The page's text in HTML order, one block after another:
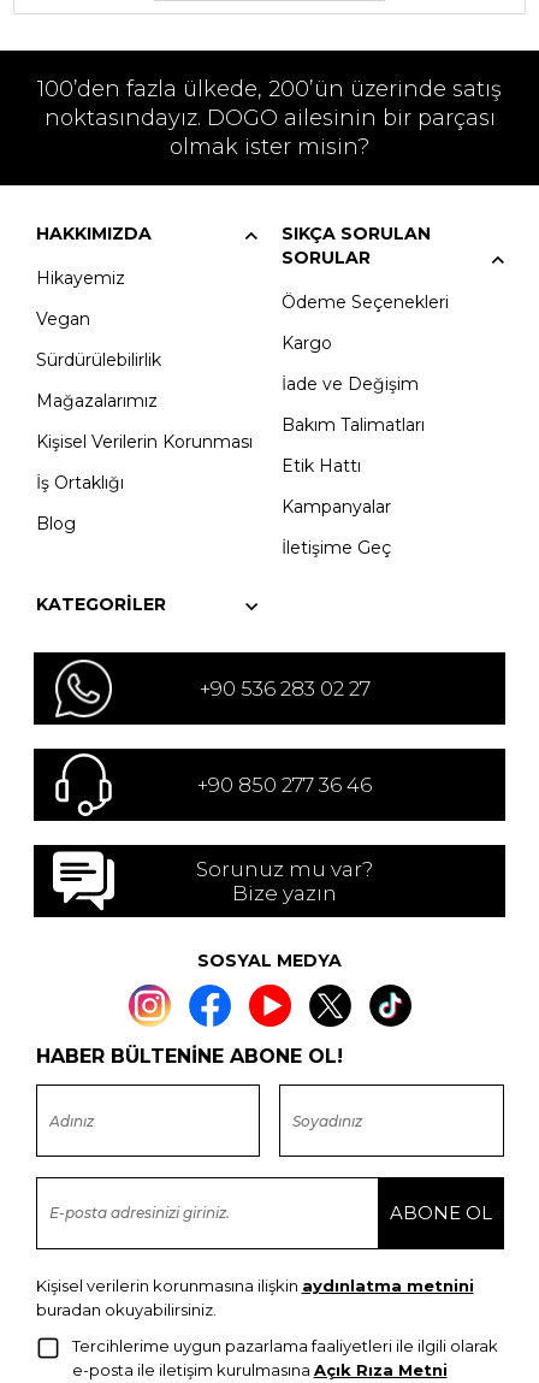
100’den fazla ülkede, 200’ün üzerinde satış
noktasındayız. DOGO ailesinin bir parçası
olmak ister misin?
HAKKIMIZDA
Hikayemiz
Vegan
Sürdürülebilirlik
Mağazalarımız
Kişisel Verilerin Korunması
İş Ortaklığı
Blog
SIKÇA SORULAN
SORULAR
Ödeme Seçenekleri
Kargo
İade ve Değişim
Bakım Talimatları
Etik Hattı
Kampanyalar
İletişime Geç
KATEGORILER
+90 536 283 02 27
+90 850 277 36 46
Sorunuz mu var?
Bize yazın
SOSYAL MEDYA
HABER BÜLTENİNE ABONE OL!
Kişisel verilerin korunmasına ilişkin aydınlatma metnini
buradan okuyabilirsiniz.
Tercihlerime uygun pazarlama faaliyetleri ile ilgili olarak
e-posta ile iletişim kurulmasına Açık Rıza Metni